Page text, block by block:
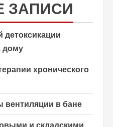
ЗАПИСИ
детоксикации
дому
хронического
вентиляции в бане